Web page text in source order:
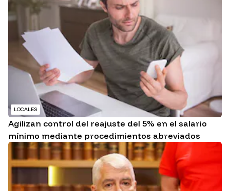
LOCALES
Agilizan control del reajuste del 5% en el salario
mínimo mediante procedimientos abreviados